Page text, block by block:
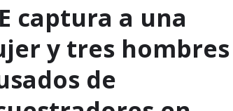
captura a una
y tres hombres
de